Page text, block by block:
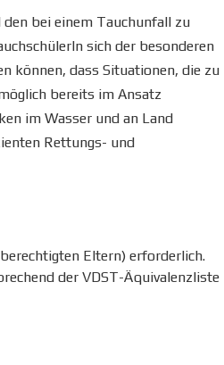
bei einem Tauchunfall zu
sich der besonderen
können, dass Situationen, die zu
bereits im Ansatz
im Wasser und an Land
Rettungs- und
Eltern) erforderlich.
der VDST-Äquivalenzliste